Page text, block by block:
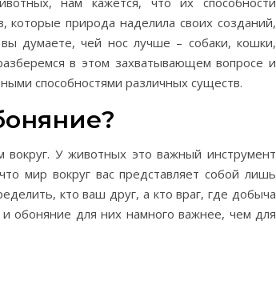
природа наделила своих созданий,
думаете, чей нос лучше – собаки, кошки,
в этом захватывающем вопросе и
способностями различных существ.
У животных это важный инструмент
мир вокруг вас представляет собой лишь
кто ваш друг, а кто враг, где добыча
обоняние для них намного важнее, чем для